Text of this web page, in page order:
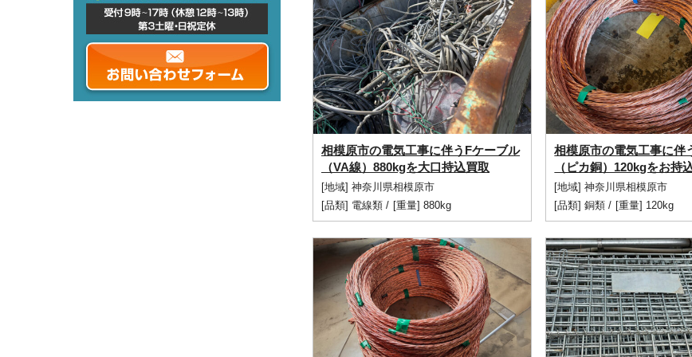
相模原市の電気工事に伴うFケーブル
（VA線）880kgを大口持込買取
[地域] 神奈川県相模原市
[品類] 電線類 / [重量] 880kg
相模原市の電気工事に伴
（ピカ銅）120kgをお持
[地域] 神奈川県相模原市
[品類]銅類/ [重量] 120kg